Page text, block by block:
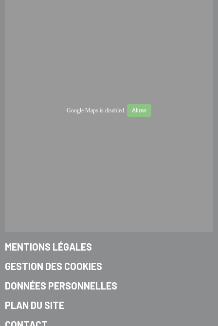
Google Maps is disabled. Allow
MENTIONS LÉGALES
GESTION DES COOKIES
DONNÉES PERSONNELLES
PLAN DU SITE